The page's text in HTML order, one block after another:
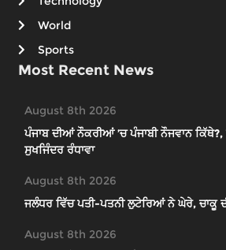
World
Sports
Most Recent News
August 8th 2026
ਪੰਜਾਬ ਦੀਆਂ ਨੌਕਰੀਆਂ ’ਚ ਪੰਜਾਬੀ ਨੌਜਵਾਨ
ਸੁਖਜਿੰਦਰ ਰੰਧਾਵਾ
August 8th 2026
ਜਲੰਧਰ ਵਿੱਚ ਪਤੀ-ਪਤਨੀ ਲੁਟੇਰਿਆਂ ਨੇ ਘੇਰੇ, ਚਾਕੂ
August 8th 2026